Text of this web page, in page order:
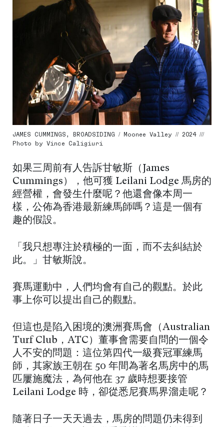
JAMES CUMMINGS, BROADSIDING / Moonee Valley // 2024 ///
Photo by Vince Caligiuri
如果三周前有人告訴甘敏斯（James
Cummings），他可獲 Leilani Lodge 馬房的
經營權，會發生什麼呢？他還會像本周一
樣，公佈為香港最新練馬師嗎？這是一個有
趣的假設。
「我只想專注於積極的一面，而不去糾結於
此。」甘敏斯說。
賽馬運動中，人們均會有自己的觀點。於此
事上你可以提出自己的觀點。
但這也是陷入困境的澳洲賽馬會（Australian
Turf Club，ATC）董事會需要自問的一個令
人不安的問題：這位第四代一級賽冠軍練馬
師，其家族王朝在 50 年間為著名馬房中的馬
匹屢施魔法，為何他在 37 歲時想要接管
Leilani Lodge 時，卻從悉尼賽馬界溜走呢？
隨著日子一天天過去，馬房的問題仍未得到